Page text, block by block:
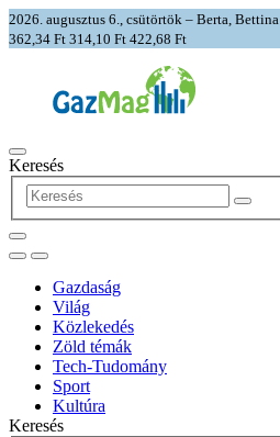
2026. augusztus 6., csütörtök – Berta, Bettina
362,34 Ft 314,10 Ft 422,68 Ft
Keresés
Gazdaság
Világ
Közlekedés
Zöld témák
Tech-Tudomány
Sport
Kultúra
Keresés